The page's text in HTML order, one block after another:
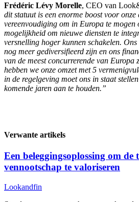
Frédéric Lévy Morelle, CEO van
dit statuut is een enorme boost voor
vereenvoudiging om in Europa te mogen
mogelijkheid om nieuwe diensten te
versnelling hoger kunnen schakelen.
nog meer gediversifieerd zijn en ons
van de meest concurrerende van
hebben we onze omzet met 5
in de regelgeving moet ons in staat
komende jaren aan te houden.”
Verwante artikels
Een beleggingsoplossing om de
vennootschap te valoriseren
Lookandfin